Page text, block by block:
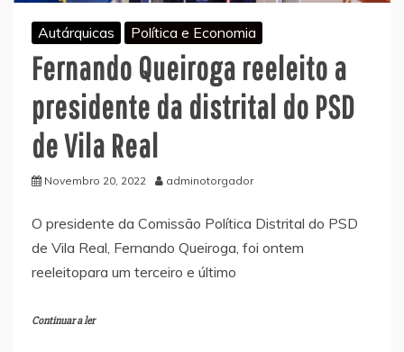
Autárquicas Política e Economia
Fernando Queiroga reeleito a
presidente da distrital do PSD
de Vila Real
Novembro 20, 2022 adminotorgador
O presidente da Comissão Política Distrital do PSD
de Vila Real, Fernando Queiroga, foi ontem
reeleitopara um terceiro e último
Continuar a ler